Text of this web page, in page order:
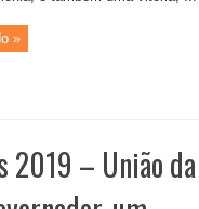
»
2019 – União da